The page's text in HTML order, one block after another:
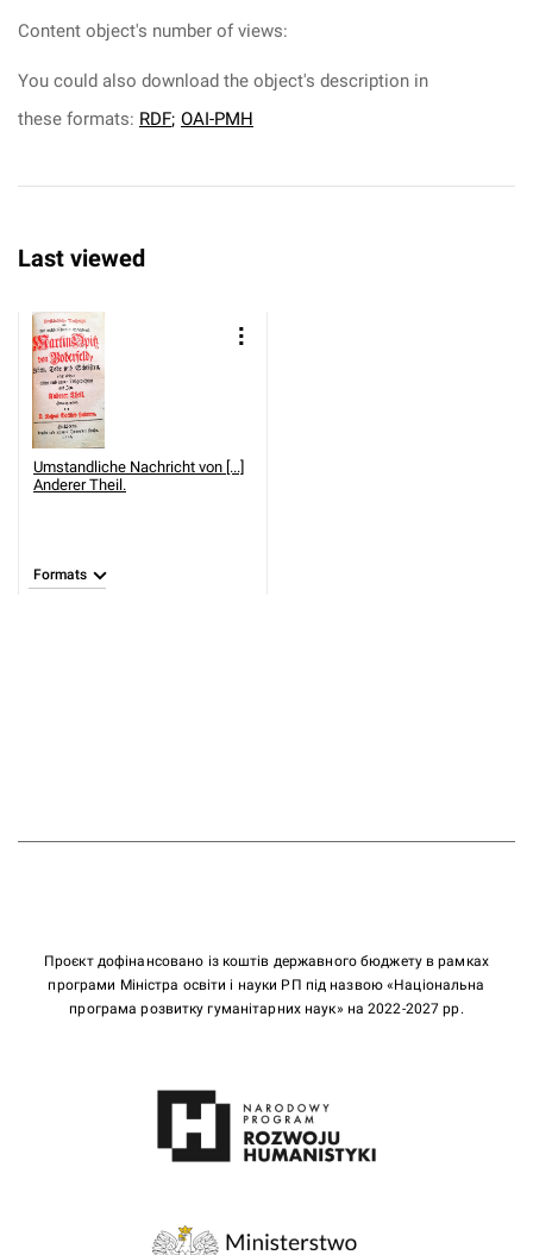
Content object's number of views:
You could also download the object's description in
these formats: RDF; OAI-PMH
Last viewed
Umstandliche Nachricht von [...]
Anderer Theil.
Formats
Проєкт дофінансовано із коштів державного бюджету в рамках
програми Міністра освіти і науки РП під назвою «Національна
програма розвитку гуманітарних наук» на 2022-2027 рр.